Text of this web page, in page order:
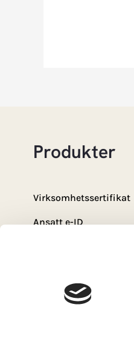
Produkter
Virksomhetssertifikat
Ansatt e-ID
CertPub